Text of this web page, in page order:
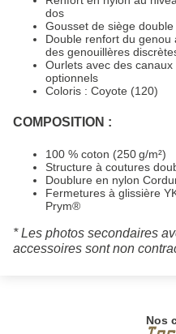
dos
Gousset de siège double
Double renfort du
des genouillères
Ourlets avec des
optionnels
Coloris : Coyote (120)
COMPOSITION :
100 % coton (250 g/m²)
Structure à coutures
Doublure en nylon
Fermetures à glissière
Prym®
* Les photos secondaires
accessoires sont non
Nos